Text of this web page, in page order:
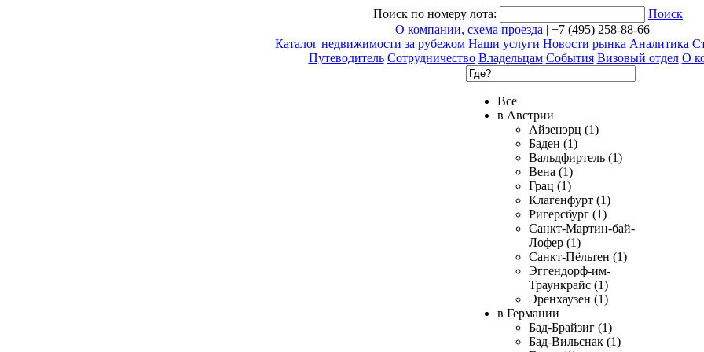
Поиск по номеру лота:
Поиск
О компании, схема проезда | +7 (495) 258-88-66
Каталог недвижимости за рубежом Наши услуги Новости рынка Аналитика
Путеводитель Сотрудничество Владельцам События Визовый отдел О
Все
в Австрии
Айзенэрц (1)
Баден (1)
Вальдфиртель (1)
Вена (1)
Грац (1)
Клагенфурт (1)
Ригерсбург (1)
Санкт-Мартин-бай-
Лофер (1)
Санкт-Пёльтен (1)
Эггендорф-им-
Траункрайс (1)
Эренхаузен (1)
в Германии
Бад-Брайзиг (1)
Бад-Вильснак (1)